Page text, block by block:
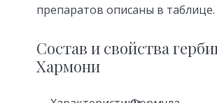
препаратов описаны в таблице.
Состав и свойства
Хармони